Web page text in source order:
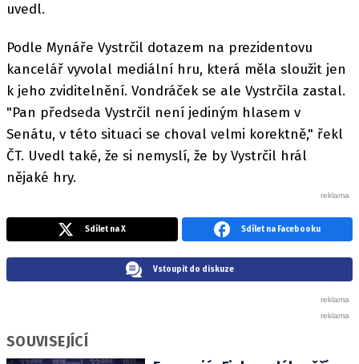
uvedl.
Podle Mynáře Vystrčil dotazem na prezidentovu
kancelář vyvolal mediální hru, která měla sloužit jen
k jeho zviditelnění. Vondráček se ale Vystrčila zastal.
"Pan předseda Vystrčil není jediným hlasem v
Senátu, v této situaci se choval velmi korektně," řekl
ČT. Uvedl také, že si nemyslí, že by Vystrčil hrál
nějaké hry.
Sdílet na X Sdílet na Facebooku
Vstoupit do diskuze
SOUVISEJÍCÍ